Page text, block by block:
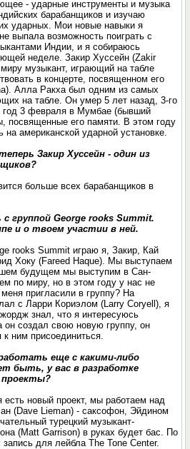
- ударные инструменты и музыка
барабанщиков и изучаю
ударных. Мои новые навыки я
выпала возможность поиграть с
Индии, и я собираюсь
неделе. Закир Хуссейн (Zakir
музыкант, играющий на табле
в концерте, посвященном его
Алла Ракха был одним из самых
на табле. Он умер 5 лет назад, 3-го
3 февраля в Мумбае (бывший
посвященные его памяти. В этом году
на американской ударной установке.
Закир Хуссейн - один из
больше всех барабанщиков в
George rooks Summit.
и о твоем участии в ней.
rooks Summit играю я, Закир, Кай
Хоку (Fareed Haque). Мы выступаем
будущем мы выступим в Сан-
по миру, но в этом году у нас не
пригласили в группу? На
с Ларри Кориэлом (Larry Coryell), я
знал, что я интересуюсь
он создал свою новую группу, он
ним присоединиться.
еще с какими-либо
быть, у вас в разработке
проекты?
новый проект, мы работаем над
(Dave Lieman) - саксофон, Эйдином
турецкий музыкант-
(Matt Garrison) в руках будет бас. По
для лейбла The Tone Center.